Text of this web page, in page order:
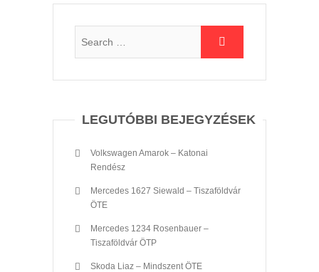
LEGUTÓBBI BEJEGYZÉSEK
Volkswagen Amarok – Katonai
Rendész
Mercedes 1627 Siewald – Tiszaföldvár
ÖTE
Mercedes 1234 Rosenbauer –
Tiszaföldvár ÖTP
Skoda Liaz – Mindszent ÖTE